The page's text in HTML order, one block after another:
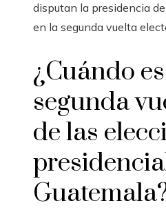
disputan la presidencia
en la segunda vuelta
¿Cuándo
segunda
de las